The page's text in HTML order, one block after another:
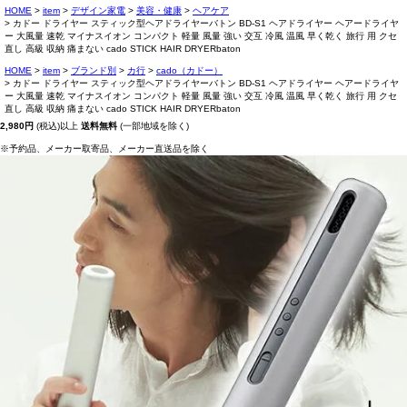
HOME item デザイン家電 美容・健康
ヘアケア
カドー ドライヤー スティック型ヘアドライヤーバトン BD-S1 ヘアドライヤー ヘアードライヤ
ー 大風量 速乾 マイナスイオン コンパクト 軽量 風量 強い 交互 冷風 温風 早く乾く 旅行 用 クセ
直し 高級 収納 痛まない cado STICK HAIR DRYERbaton
HOME item ブランド別 カ行
cado（カドー）
カドー ドライヤー スティック型ヘアドライヤーバトン BD-S1 ヘアドライヤー ヘアードライヤ
ー 大風量 速乾 マイナスイオン コンパクト 軽量 風量 強い 交互 冷風 温風 早く乾く 旅行 用 クセ
直し 高級 収納 痛まない cado STICK HAIR DRYERbaton
2,980円 (税込)以上 送料無料 (一部地域を除く)
※予約品、メーカー取寄品、メーカー直送品を除く